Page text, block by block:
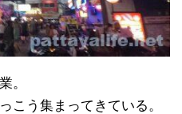
。
こう集まってきている。